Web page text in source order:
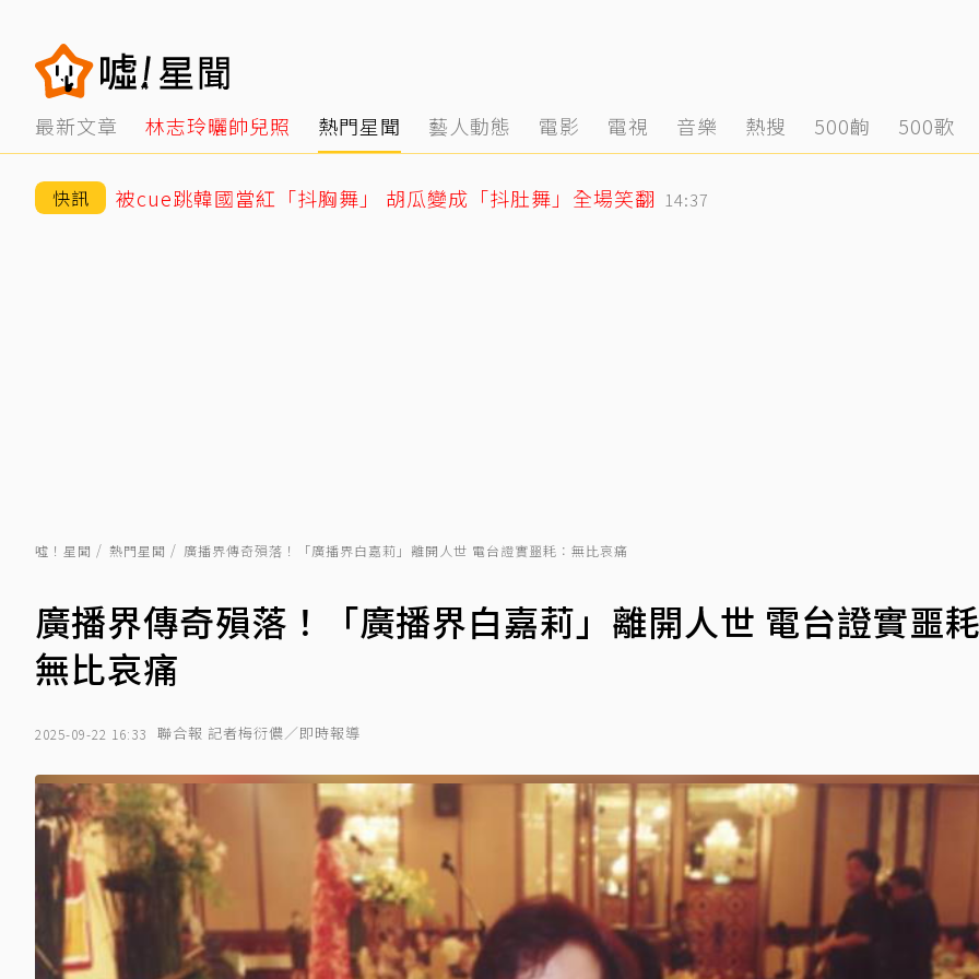
最新文章 林志玲曬帥兒照 熱門星聞 藝人動態 電影 電視 音樂 熱搜 500齣 500歌
快訊 被cue跳韓國當紅「抖胸舞」 胡瓜變成「抖肚舞」全場笑翻 14:37
噓！星聞 熱門星聞 廣播界傳奇殞落！「廣播界白嘉莉」離開人世 電台證實噩耗：無比哀痛
廣播界傳奇殞落！「廣播界白嘉莉」離開人世 電台證實噩
無比哀痛
2025-09-22 16:33 聯合報 記者梅衍儂／即時報導